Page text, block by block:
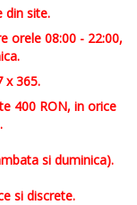
din site.
orele 08:00 - 22:00,
x 365.
400 RON, in orice
si duminica).
si discrete.